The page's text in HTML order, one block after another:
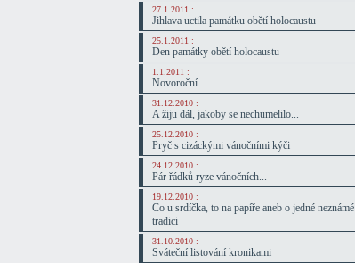
27.1.2011 :
Jihlava uctila památku obětí holocaustu
25.1.2011 :
Den památky obětí holocaustu
1.1.2011 :
Novoroční...
31.12.2010 :
A žiju dál, jakoby se nechumelilo...
25.12.2010 :
Pryč s cizáckými vánočními kýči
24.12.2010 :
Pár řádků ryze vánočních...
19.12.2010 :
Co u srdíčka, to na papíře aneb o jedné neznámé
tradici
31.10.2010 :
Sváteční listování kronikami